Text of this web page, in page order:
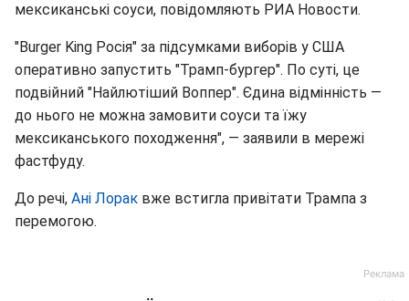
мексиканські соуси, повідомляють РИА Новости.
"Burger King Росія" за підсумками виборів у США
оперативно запустить "Трамп-бургер". По суті, це
подвійний "Найлютіший Воппер". Єдина відмінність —
до нього не можна замовити соуси та їжу
мексиканського походження", — заявили в мережі
фастфуду.
До речі, Ані Лорак вже встигла привітати Трампа з
перемогою.